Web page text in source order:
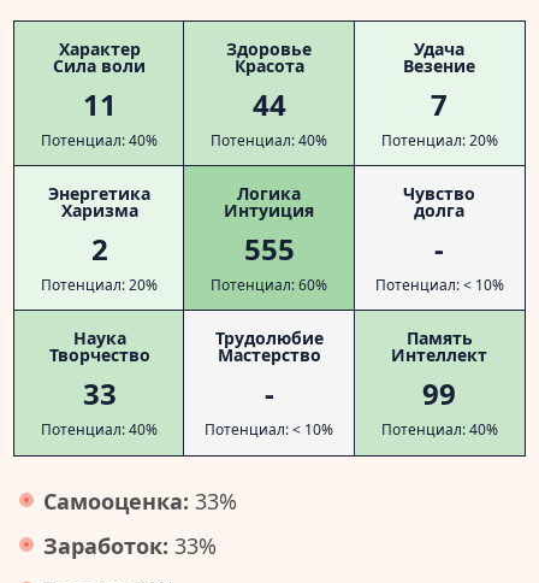
Характер
Сила воли
11
Потенциал: 40%
Здоровье
Красота
44
Потенциал: 40%
Удача
Везение
7
Потенциал: 20%
Энергетика
Харизма
2
Потенциал: 20%
Логика
Интуиция
555
Потенциал: 60%
Чувство
долга
-
Потенциал: < 10%
Наука
Творчество
33
Потенциал: 40%
Трудолюбие
Мастерство
-
Потенциал: < 10%
Память
Интеллект
99
Потенциал: 40%
Самооценка: 33%
Заработок: 33%